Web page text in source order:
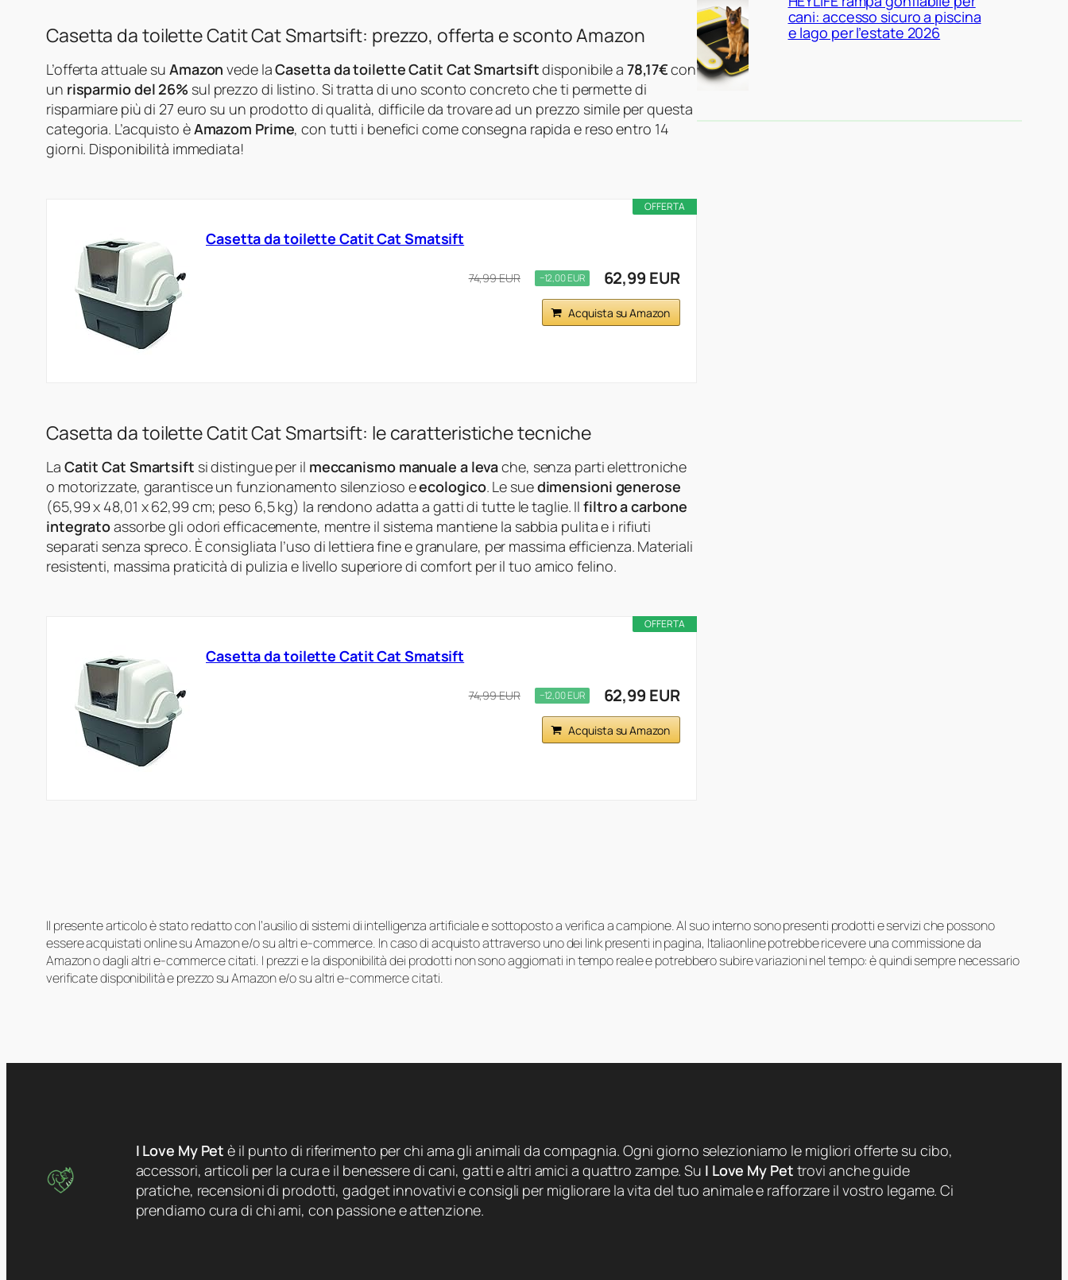
Casetta da toilette Catit Cat Smartsift: prezzo, offerta e sconto Amazon
L’offerta attuale su Amazon vede laCasetta da toilette Catit Cat Smartsiftdisponibile a78,17€con
un risparmio del 26% sul prezzo di listino. Si tratta di uno sconto concreto che ti permette di
risparmiare più di 27 euro su un prodotto di qualità, difficile da trovare ad un prezzo simile per questa
categoria. L’acquisto èAmazom Prime, con tutti i benefici come consegna rapida e reso entro 14
giorni. Disponibilità immediata!
OFFERTA
Casetta da toilette Catit Cat Smatsift
74,99 EUR −12,00 EUR 62,99 EUR
Acquista su Amazon
Casetta da toilette Catit Cat Smartsift: le caratteristiche tecniche
La Catit Cat Smartsift si distingue per il meccanismo manuale a levache, senza parti elettroniche
o motorizzate, garantisce un funzionamento silenzioso eecologico. Le suedimensioni generose
(65,99 x 48,01 x 62,99 cm; peso 6,5 kg) la rendono adatta a gatti di tutte le taglie. Ilfiltro a carbone
integratoassorbe gli odori efficacemente, mentre il sistema mantiene la sabbia pulita e i rifiuti
separati senza spreco. È consigliata l’uso di lettiera fine e granulare, per massima efficienza. Materiali
resistenti, massima praticità di pulizia e livello superiore di comfort per il tuo amico felino.
OFFERTA
Casetta da toilette Catit Cat Smatsift
74,99 EUR −12,00 EUR 62,99 EUR
Acquista su Amazon
cani: accesso sicuro a piscina
e lago per l’estate 2026
Il presente articolo è stato redatto con l’ausilio di sistemi di intelligenza artificiale e sottoposto a verifica a campione. Al suo interno sono presenti prodotti e servizi che possono
essere acquistati online su Amazon e/o su altri e-commerce. In caso di acquisto attraverso uno dei link presenti in pagina, Italiaonline potrebbe ricevere una commissione da
Amazon o dagli altri e-commerce citati. I prezzi e la disponibilità dei prodotti non sono aggiornati in tempo reale e potrebbero subire variazioni nel tempo: è quindi sempre necessario
verificate disponibilità e prezzo su Amazon e/o su altri e-commerce citati.
I Love My Pet è il punto di riferimento per chi ama gli animali da compagnia. Ogni giorno selezioniamo le migliori offerte su cibo,
accessori, articoli per la cura e il benessere di cani, gatti e altri amici a quattro zampe. Su I Love My Pet trovi anche guide
pratiche, recensioni di prodotti, gadget innovativi e consigli per migliorare la vita del tuo animale e rafforzare il vostro legame. Ci
prendiamo cura di chi ami, con passione e attenzione.